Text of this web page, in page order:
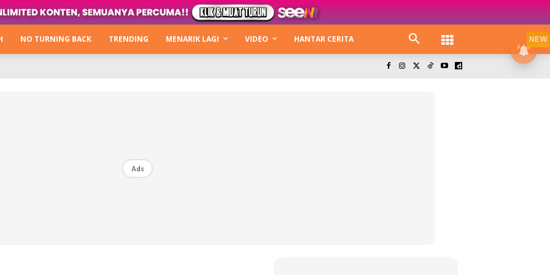
Hijabista
Next Level
NO TURNING BACK TRENDING MENARIK LAGI VIDEO HANTAR CERITA
Ads
NEW